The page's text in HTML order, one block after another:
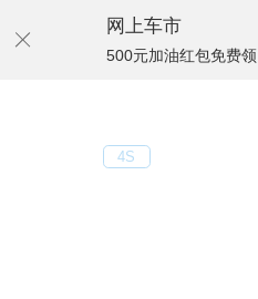
网上车市
500元加油红包免费领
4S